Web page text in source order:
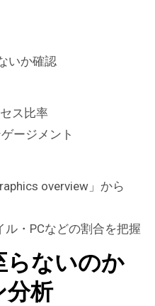
いか確認
ス比率
ージメント
overview」から
ル・PCなどの割合を把握
らないのか
分析